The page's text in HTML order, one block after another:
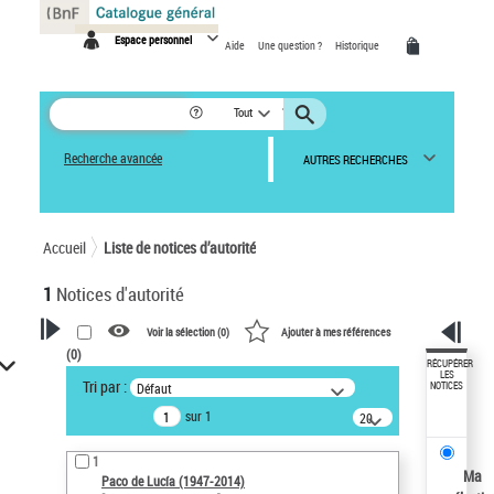
Espace personnel Aide Une question ? Historique
Tout
Recherche avancée AUTRES RECHERCHES
Accueil Liste de notices d’autorité
1 Notices d'autorité
VOTRE RECHERCHE
Recherche avancée dans les
notices d’autorité
Œuvres liées à l'auteur :
Paco de Lucía (1947-2014)
Voir la sélection (0) Ajouter à mes références
(0)
Tri par : Défaut
sur 1
20
résultats/page
1
Paco de Lucía (1947-2014)
RÉCUPÉRER
LES
NOTICES
Ma
Panneau de gestion des cookies